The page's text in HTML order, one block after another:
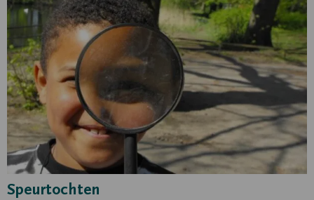
Speurtochten